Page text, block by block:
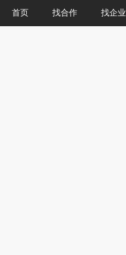
首页 找合作 找企业